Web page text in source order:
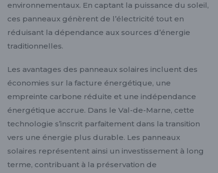
environnementaux. En captant la puissance du soleil,
ces panneaux génèrent de l’électricité tout en
réduisant la dépendance aux sources d’énergie
traditionnelles.
Les avantages des panneaux solaires incluent des
économies sur la facture énergétique, une
empreinte carbone réduite et une indépendance
énergétique accrue. Dans le Val-de-Marne, cette
technologie s’inscrit parfaitement dans la transition
vers une énergie plus durable. Les panneaux
solaires représentent ainsi un investissement à long
terme, contribuant à la préservation de